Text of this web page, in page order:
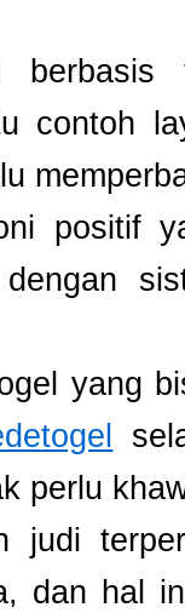
contoh
positif
yang
perlu
judi
dan hal